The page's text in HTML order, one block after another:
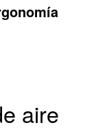
aire